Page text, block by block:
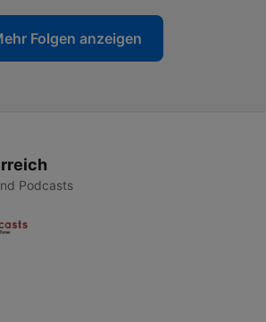
Folgen anzeigen
Podcasts